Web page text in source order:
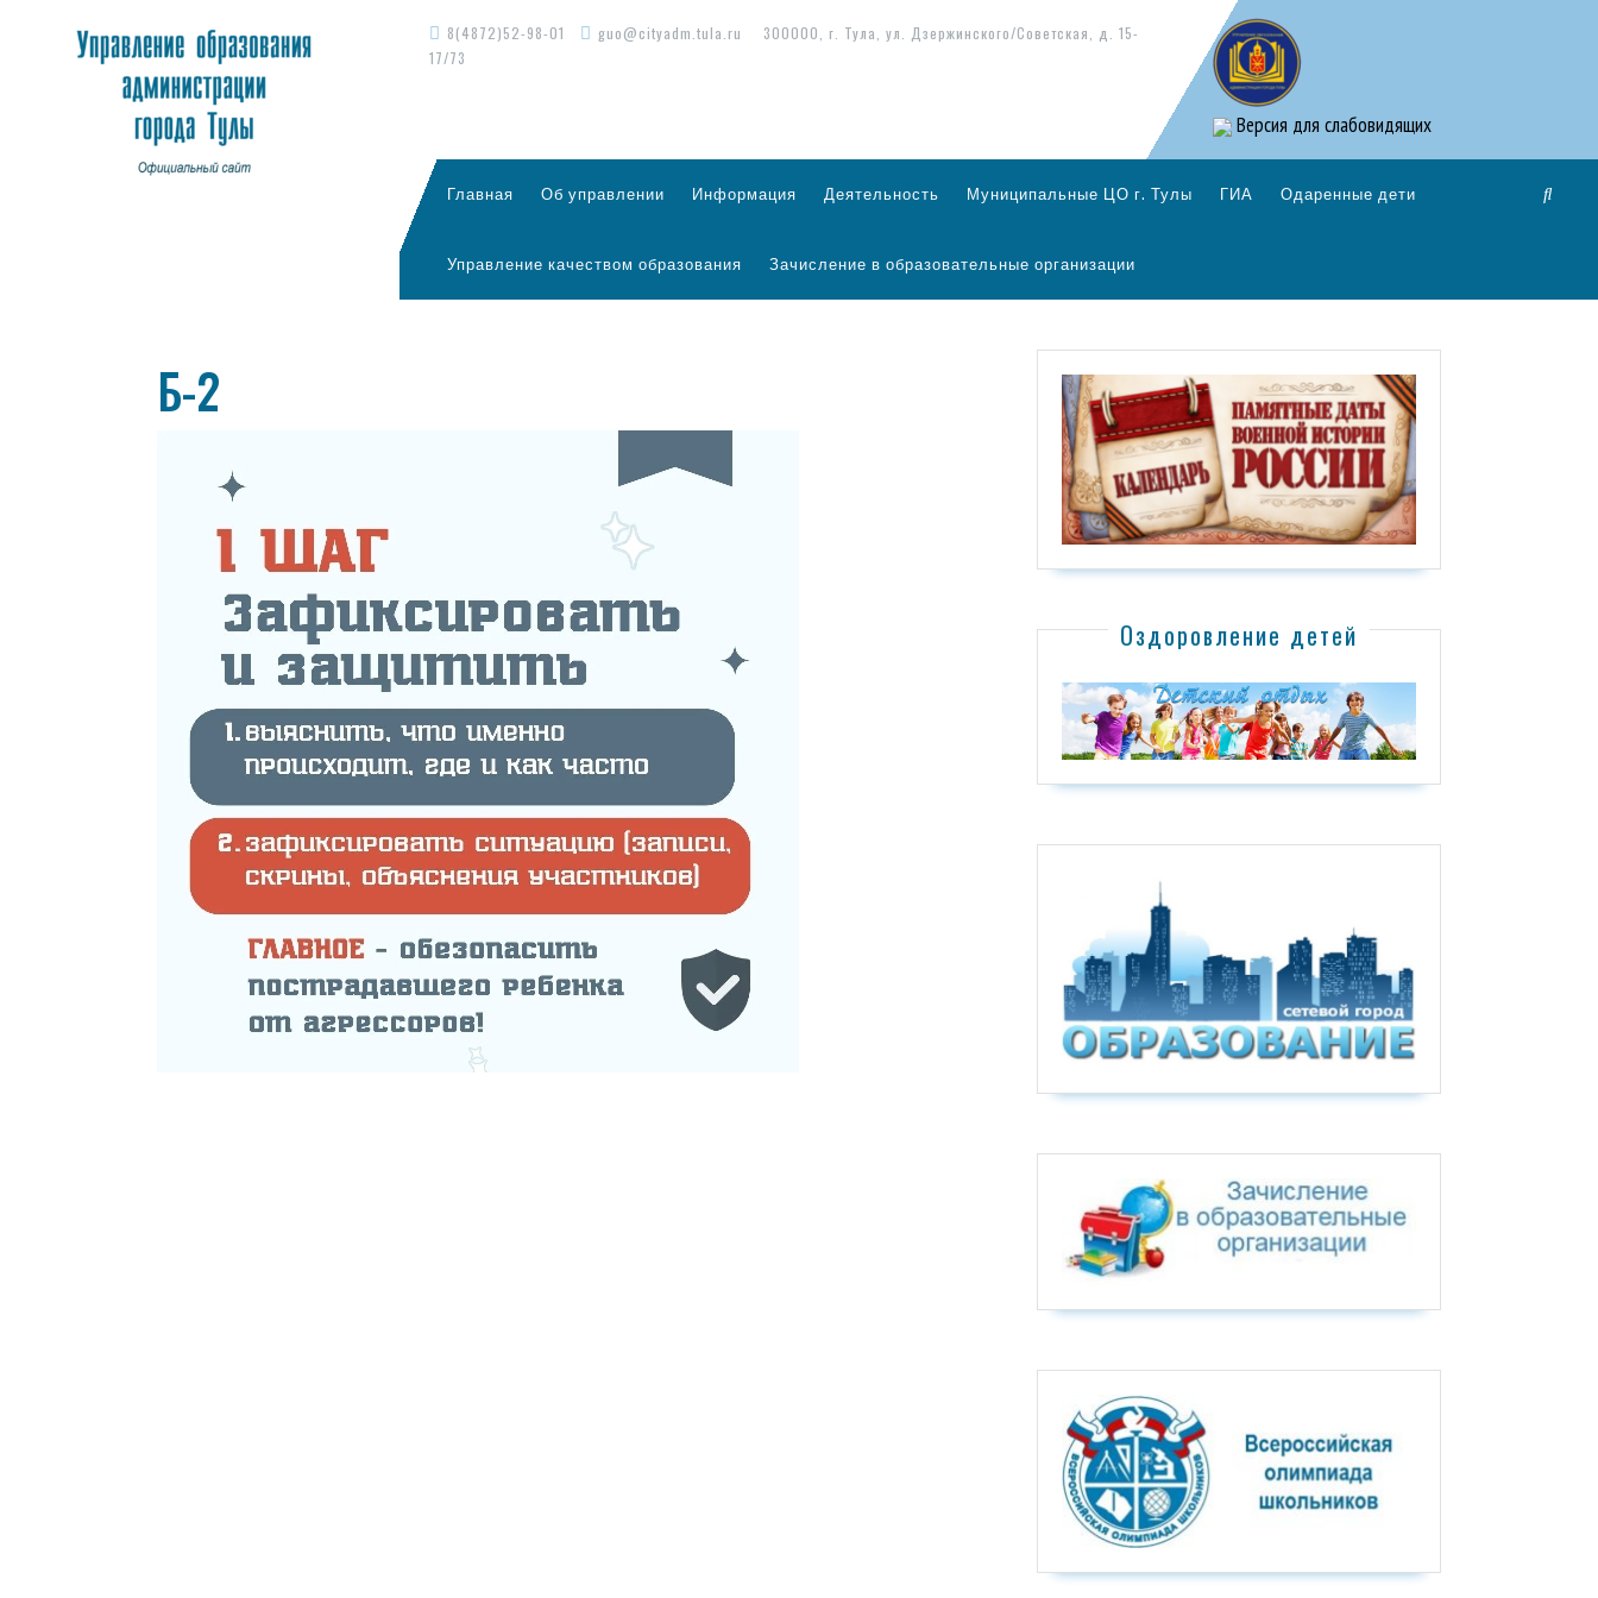
8(4872)52-98-01 guo@cityadm.tula.ru
300000, г. Тула, ул. Дзержинского/Советская, д. 15-
17/73
Версия для слабовидящих
Главная Об управлении Информация Деятельность Муниципальные ЦО г. Тулы ГИА Одаренные дети
Управление качеством образования Зачисление в образовательные организации
Б-2
Оздоровление детей